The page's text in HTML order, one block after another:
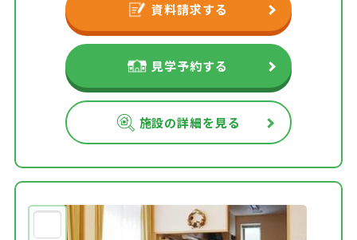
資料請求する
見学予約する
施設の詳細を見る